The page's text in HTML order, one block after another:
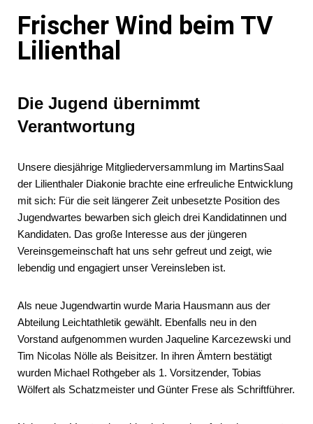
Frischer Wind beim TV
Lilienthal
Die Jugend übernimmt
Verantwortung
Unsere diesjährige Mitgliederversammlung im MartinsSaal
der Lilienthaler Diakonie brachte eine erfreuliche Entwicklung
mit sich: Für die seit längerer Zeit unbesetzte Position des
Jugendwartes bewarben sich gleich drei Kandidatinnen und
Kandidaten. Das große Interesse aus der jüngeren
Vereinsgemeinschaft hat uns sehr gefreut und zeigt, wie
lebendig und engagiert unser Vereinsleben ist.
Als neue Jugendwartin wurde Maria Hausmann aus der
Abteilung Leichtathletik gewählt. Ebenfalls neu in den
Vorstand aufgenommen wurden Jaqueline Karcezewski und
Tim Nicolas Nölle als Beisitzer. In ihren Ämtern bestätigt
wurden Michael Rothgeber als 1. Vorsitzender, Tobias
Wölfert als Schatzmeister und Günter Frese als Schriftführer.